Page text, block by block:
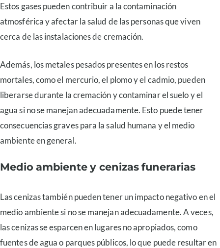
Estos gases pueden contribuir a la contaminación
atmosférica y afectar la salud de las personas que viven
cerca de las instalaciones de cremación.
Además, los metales pesados presentes en los restos
mortales, como el mercurio, el plomo y el cadmio, pueden
liberarse durante la cremación y contaminar el suelo y el
agua si no se manejan adecuadamente. Esto puede tener
consecuencias graves para la salud humana y el medio
ambiente en general.
Medio ambiente y cenizas funerarias
Las cenizas también pueden tener un impacto negativo en el
medio ambiente si no se manejan adecuadamente. A veces,
las cenizas se esparcen en lugares no apropiados, como
fuentes de agua o parques públicos, lo que puede resultar en